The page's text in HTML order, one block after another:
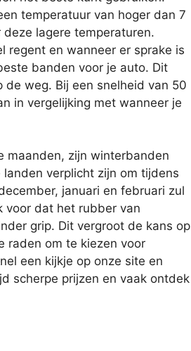
temperatuur van hoger dan 7
lagere temperaturen.
regent en wanneer er sprake is
banden voor je auto. Dit
weg. Bij een snelheid van 50
in vergelijking met wanneer je
maanden, zijn winterbanden
verplicht zijn om tijdens
januari en februari zul
voor dat het rubber van
grip. Dit vergroot de kans op
raden om te kiezen voor
een kijkje op onze site en
scherpe prijzen en vaak ontdek